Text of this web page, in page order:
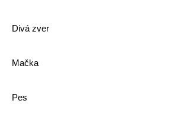
Divá zver
Mačka
Pes